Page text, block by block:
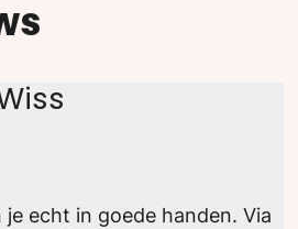
je echt in goede handen. Via